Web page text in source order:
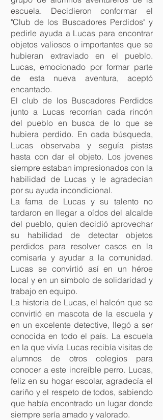
escuela. Decidieron conformar el
"Club de los Buscadores Perdidos" y
pedirle ayuda a Lucas para encontrar
objetos valiosos o importantes que se
hubieran extraviado en el pueblo.
Lucas, emocionado por formar parte
de esta nueva aventura, aceptó
encantado.
El club de los Buscadores Perdidos
junto a Lucas recorrían cada rincón
del pueblo en busca de lo que se
hubiera perdido. En cada búsqueda,
Lucas observaba y seguía pistas
hasta con dar el objeto. Los jovenes
siempre estaban impresionados con la
habilidad de Lucas y le agradecían
por su ayuda incondicional.
La fama de Lucas y su talento no
tardaron en llegar a oídos del alcalde
del pueblo, quien decidió aprovechar
su habilidad de detectar objetos
perdidos para resolver casos en la
comisaría y ayudar a la comunidad.
Lucas se convirtió así en un héroe
local y en un símbolo de solidaridad y
trabajo en equipo.
La historia de Lucas, el halcón que se
convirtió en mascota de la escuela y
en un excelente detective, llegó a ser
conocida en todo el país. La escuela
en la que vivía Lucas recibía visitas de
alumnos de otros colegios para
conocer a este increíble perro. Lucas,
feliz en su hogar escolar, agradecía el
cariño y el respeto de todos, sabiendo
que había encontrado un lugar donde
siempre sería amado y valorado.